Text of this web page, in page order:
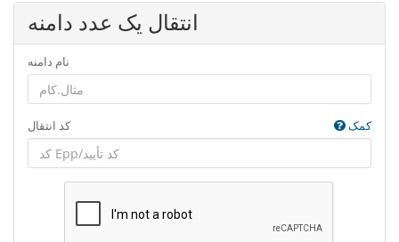
انتقال یک عدد دامنه
نام دامنه
کد انتقال کمک